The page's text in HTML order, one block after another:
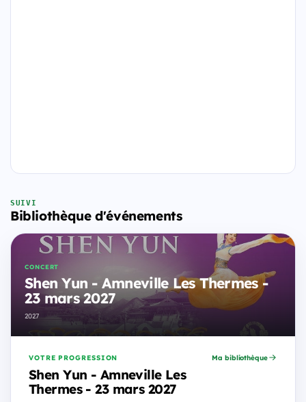
SUIVI
Bibliothèque d'événements
CONCERT
Shen Yun - Amneville Les Thermes -
23 mars 2027
2027
VOTRE PROGRESSION
Shen Yun - Amneville Les
Thermes - 23 mars 2027
Ma bibliothèque